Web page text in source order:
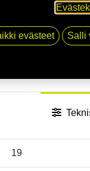
19
evästeet Salli